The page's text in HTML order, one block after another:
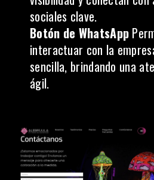
sociales clave.
Botón de WhatsApp
interactuar con la
sencilla, brindando una
ágil.